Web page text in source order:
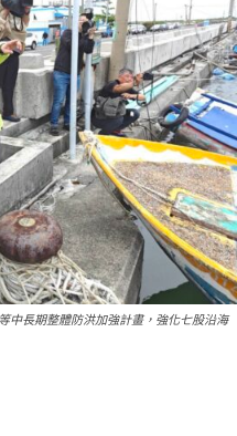
中長期整體防洪加強計畫，強化七股沿海